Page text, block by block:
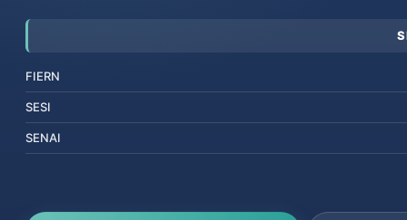
FIERN
SESI
SENAI